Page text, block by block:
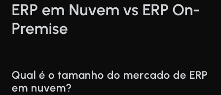
ERP em Nuvem vs ERP On-
Premise
Qual é o tamanho do mercado de ERP
em nuvem?